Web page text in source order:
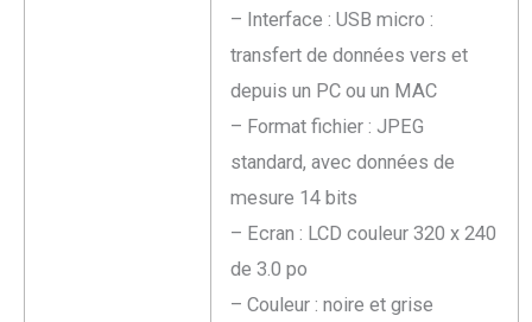
– Interface : USB micro :
transfert de données vers et
depuis un PC ou un MAC
– Format fichier : JPEG
standard, avec données de
mesure 14 bits
– Ecran : LCD couleur 320 x 240
de 3.0 po
– Couleur : noire et grise